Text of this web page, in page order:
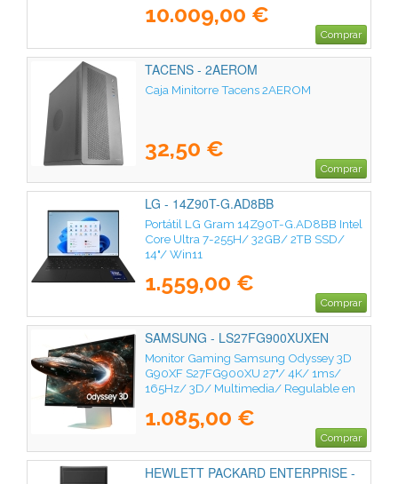
10.009,00 €
Comprar
TACENS - 2AEROM
Caja Minitorre Tacens 2AEROM
32,50 €
Comprar
LG - 14Z90T-G.AD8BB
Portátil LG Gram 14Z90T-G.AD8BB Intel
Core Ultra 7-255H/ 32GB/ 2TB SSD/
14"/ Win11
1.559,00 €
Comprar
SAMSUNG - LS27FG900XUXEN
Monitor Gaming Samsung Odyssey 3D
G90XF S27FG900XU 27"/ 4K/ 1ms/
165Hz/ 3D/ Multimedia/ Regulable en
1.085,00 €
Comprar
HEWLETT PACKARD ENTERPRISE -